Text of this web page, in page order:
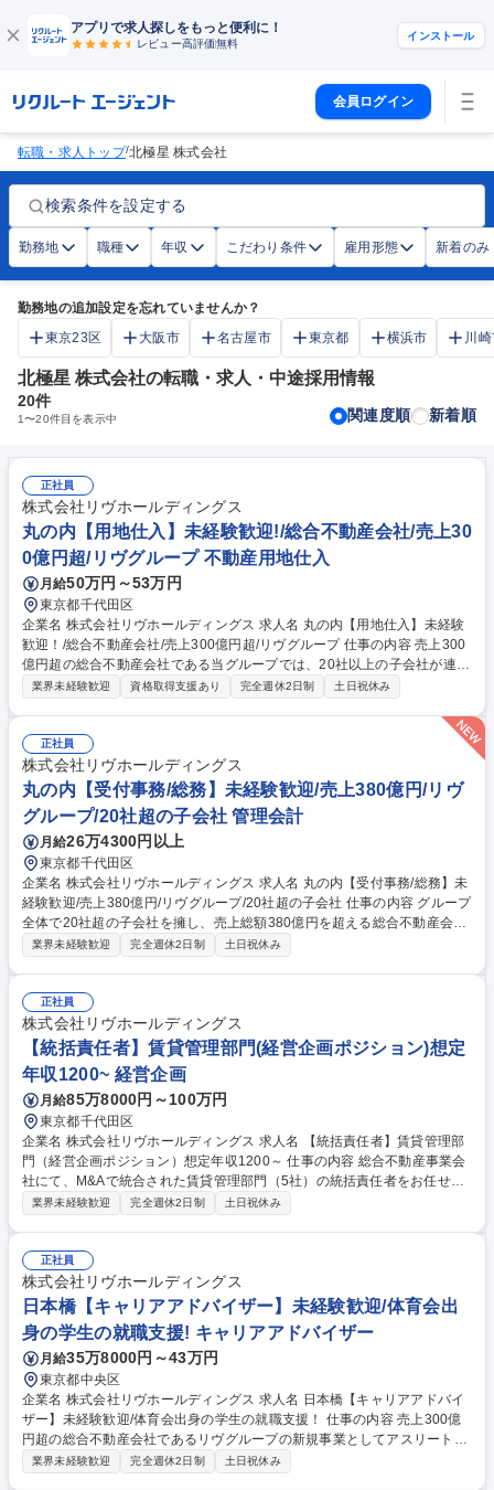
アプリで求人探しをもっと便利に！
レビュー高評価無料
インストール
会員ログイン
転職・求人トップ/北極星 株式会社
検索条件を設定する
勤務地 職種 年収 こだわり条件 雇用形態 新着のみ
勤務地の追加設定を忘れていませんか？
東京23区
大阪市 名古屋市 東京都 横浜市 川
北極星 株式会社の転職・求人・中途採用情報
20件
1〜20件目を表示中 関連度順 新着順
正社員
株式会社リヴホールディングス
丸の内【用地仕入】未経験歓迎!/総合不動産会社/売上30
0億円超/リヴグループ 不動産用地仕入
月給50万円～53万円
東京都千代田区
企業名 株式会社リヴホールディングス 求人名 丸の内【用地仕入】未経験
歓迎！/総合不動産会社/売上300億円超/リヴグループ 仕事の内容 売上300
億円超の総合不動産会社である当グループでは、20社以上の子会社が連携
し、投資用不動産の土地の仕入から設計・建築・販売・管理までを一気通
識やご経験は一切不要で先輩社員の指導の下、入社後に身に付けていただ
きます！【業務内容】■仲介会社・地場業者等からの用地情報収集、未公
開案件の獲得■立地条件・法規制・権利関係の確認、仕入れ可否の一次判
断■簡易的な事業イメージ・収支検討（建てられる規模、想定価格等）■売
主・仲介との条件交渉および契約・決済までの実務■社内関係部署（設
計・営業等）との調整、仕入れ判断資料の作成 募集職種 丸の内【用地仕
入】未経験歓迎！/総合不動産会社/売上300億円超/リヴグループ
業界未経験歓迎 資格取得支援あり 完全週休2日制 土日祝休み
正社員
株式会社リヴホールディングス
丸の内【受付事務/総務】未経験歓迎/売上380億円/リヴ
グループ/20社超の子会社 管理会計
月給26万4300円以上
東京都千代田区
企業名 株式会社リヴホールディングス 求人名 丸の内【受付事務/総務】未
経験歓迎/売上380億円/リヴグループ/20社超の子会社 仕事の内容 グループ
全体で20社超の子会社を擁し、売上総額380億円を超える総合不動産会社
の当社にて受付事務・総務職を募集します！主に来客時に会議室への案内
ど、グループ運営を円滑にする管理のサポートです。決められた業務をこ
なすだけでなく、現状のリスクや不便さを自ら発見し、改善へと導く力を
重視します。社員が安心して働ける環境を作り、会社の成長を内側から支
える要としての活躍を期待しています。 募集職種 丸の内【受付事務/総
務】未経験歓迎/売上380億円/リヴグループ/20社超の子会社
業界未経験歓迎 完全週休2日制 土日祝休み
正社員
株式会社リヴホールディングス
【統括責任者】賃貸管理部門(経営企画ポジション)想定
年収1200~ 経営企画
月給85万8000円～100万円
東京都千代田区
企業名 株式会社リヴホールディングス 求人名 【統括責任者】賃貸管理部
門（経営企画ポジション）想定年収1200～ 仕事の内容 総合不動産事業会
社にて、M&Aで統合された賃貸管理部門（5社）の統括責任者をお任せし
ます。経営視点で業務プロセス標準化やシステム統合を推進し、非効率な
トの立案・実行 ■組織横断のKPI設計とPDCAサイクルの構築 ■IT・システ
ムの統合・刷新に向けた企画・導入支援 ■部門間の連携強化と人材育成・
組織開発 ■経営陣へのレポーティングおよび戦略提言 募集職種 【統括責
任者】賃貸管理部門（経営企画ポジション）想定年収1200～
業界未経験歓迎 完全週休2日制 土日祝休み
正社員
株式会社リヴホールディングス
日本橋【キャリアアドバイザー】未経験歓迎/体育会出
身の学生の就職支援! キャリアアドバイザー
月給35万8000円～43万円
東京都中央区
企業名 株式会社リヴホールディングス 求人名 日本橋【キャリアアドバイ
ザー】未経験歓迎/体育会出身の学生の就職支援！ 仕事の内容 売上300億
円超の総合不動産会社であるリヴグループの新規事業としてアスリートの
新卒紹介を行っています！ビジネスの場で培った知見を当社のキャリアア
業界未経験歓迎 完全週休2日制 土日祝休み